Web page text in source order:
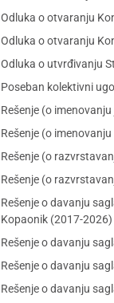
Odluka o otvaranju
Odluka o otvaranju
Odluka o utvrđivanju
Poseban kolektivni
Rešenje (o
Rešenje (o
Rešenje (o
Rešenje (o
Rešenje o davanju
Kopaonik (2017-2026)
Rešenje o davanju
Rešenje o davanju
Rešenje o davanju